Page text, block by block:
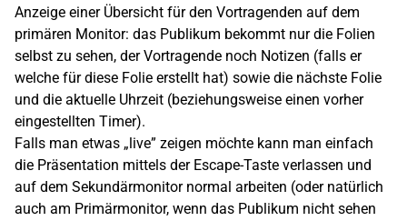
Anzeige einer Übersicht für den Vortragenden auf dem
primären Monitor: das Publikum bekommt nur die Folien
selbst zu sehen, der Vortragende noch Notizen (falls er
welche für diese Folie erstellt hat) sowie die nächste Folie
und die aktuelle Uhrzeit (beziehungsweise einen vorher
eingestellten Timer).
Falls man etwas „live” zeigen möchte kann man einfach
die Präsentation mittels der Escape-Taste verlassen und
auf dem Sekundärmonitor normal arbeiten (oder natürlich
auch am Primärmonitor, wenn das Publikum nicht sehen